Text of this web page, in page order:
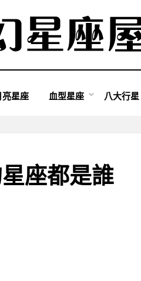
亮星座 血型星座 八大行星
座都是誰